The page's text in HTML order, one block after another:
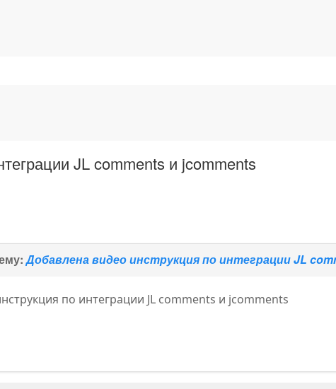
JL comments и jcomments
Добавлена видео инструкция по интеграции JL
по интеграции JL comments и jcomments